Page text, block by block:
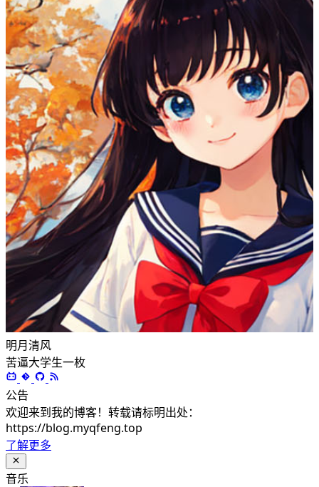
明月清风
苦逼大学生一枚
公告
欢迎来到我的博客！转载请标明出处：
https://blog.myqfeng.top
了解更多
音乐